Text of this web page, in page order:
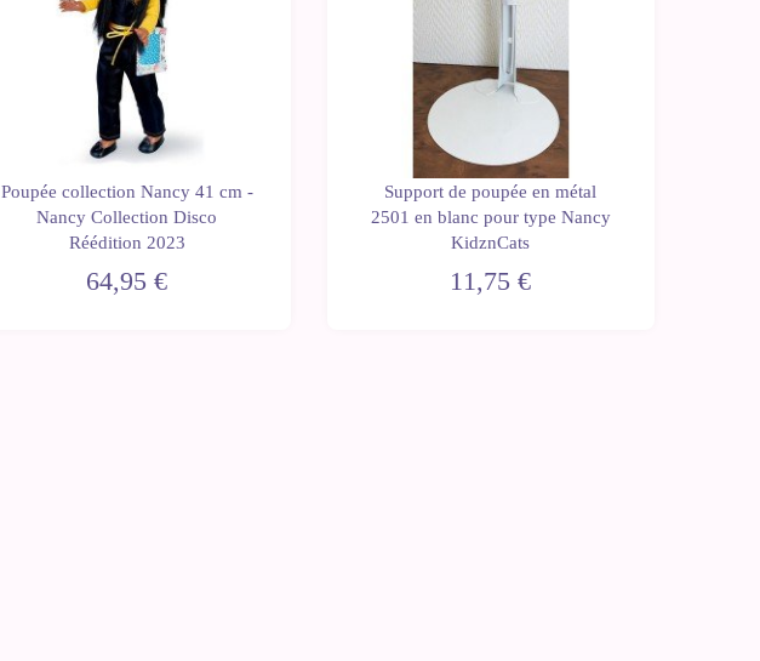
Poupée collection Nancy 41 cm -
Nancy Collection Disco
Réédition 2023
64,95 €
Support de poupée en métal
2501 en blanc pour type Nancy
KidznCats
11,75 €